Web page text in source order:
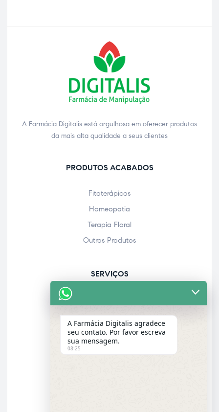
A Farmácia Digitalis está orgulhosa em oferecer produtos
da mais alta qualidade a seus clientes
PRODUTOS ACABADOS
Fitoterápicos
Homeopatia
Terapia Floral
Outros Produtos
SERVIÇOS
Acolhimento farmacêutico
Assistência personalizada
Check-up
Entrega a domicílio
A Farmácia Digitalis agradece
seu contato. Por favor escreva
sua mensagem.
08:25